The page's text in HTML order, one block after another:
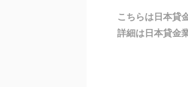
こちらは日本貸
詳細は日本貸金